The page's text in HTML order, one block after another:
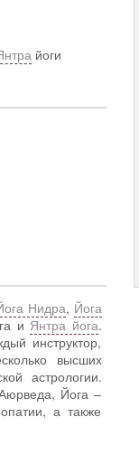
йоги
Нидра, Йога
и Янтра йога.
инструктор,
высших
астрологии.
Йога –
а также